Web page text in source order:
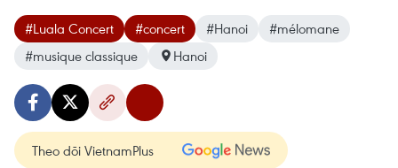
#Luala Concert #concert #Hanoi
#mélomane
#musique classique
Hanoi
Theo dõi VietnamPlus